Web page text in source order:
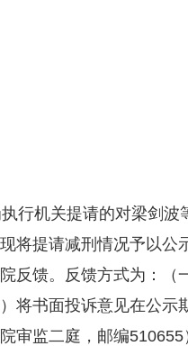
行机关提请的对梁剑波
将提请减刑情况予以
反馈。反馈方式为：
将书面投诉意见在公
审监二庭，邮编510655